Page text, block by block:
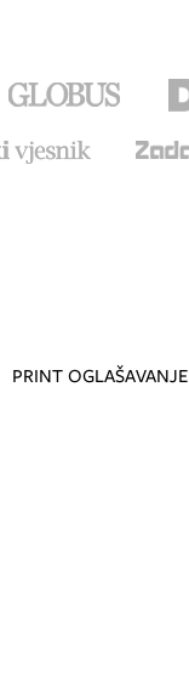
PRINT OGLAŠAVANJE